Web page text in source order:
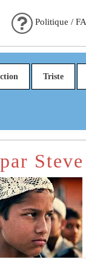
Politique /
Triste